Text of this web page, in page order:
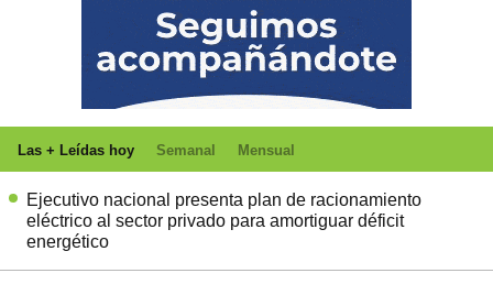
Las + Leídas hoy Semanal Mensual
Ejecutivo nacional presenta plan de racionamiento
eléctrico al sector privado para amortiguar déficit
energético